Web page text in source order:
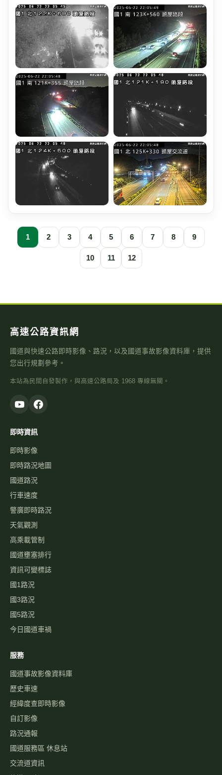
1 2 3 4 5 6 7 8 9
10 11 12
高速公路資訊網
國道與快速公路即時影像、路況，以及國道事故影像資料庫，提供
您出行規劃參考。
本站為民間自發製作，與高速公路局及 1968 專線無關。
即時資訊
即時影像
即時路況地圖
國道路況
行車速度
警廣即時路況
天氣觀測
高乘載管制
國道壅塞排行
資訊可變標誌
國1路況
國3路況
國5路況
今日國道車禍
服務
國道事故影像資料庫
歷史車速
經緯度查即時影像
自訂影像
路況通報
國道服務區 休息站
交流道資訊